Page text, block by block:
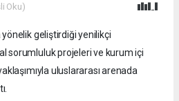
Oku)
geliştirdiği yenilikçi
sorumluluk projeleri ve kurum içi
uluslararası arenada